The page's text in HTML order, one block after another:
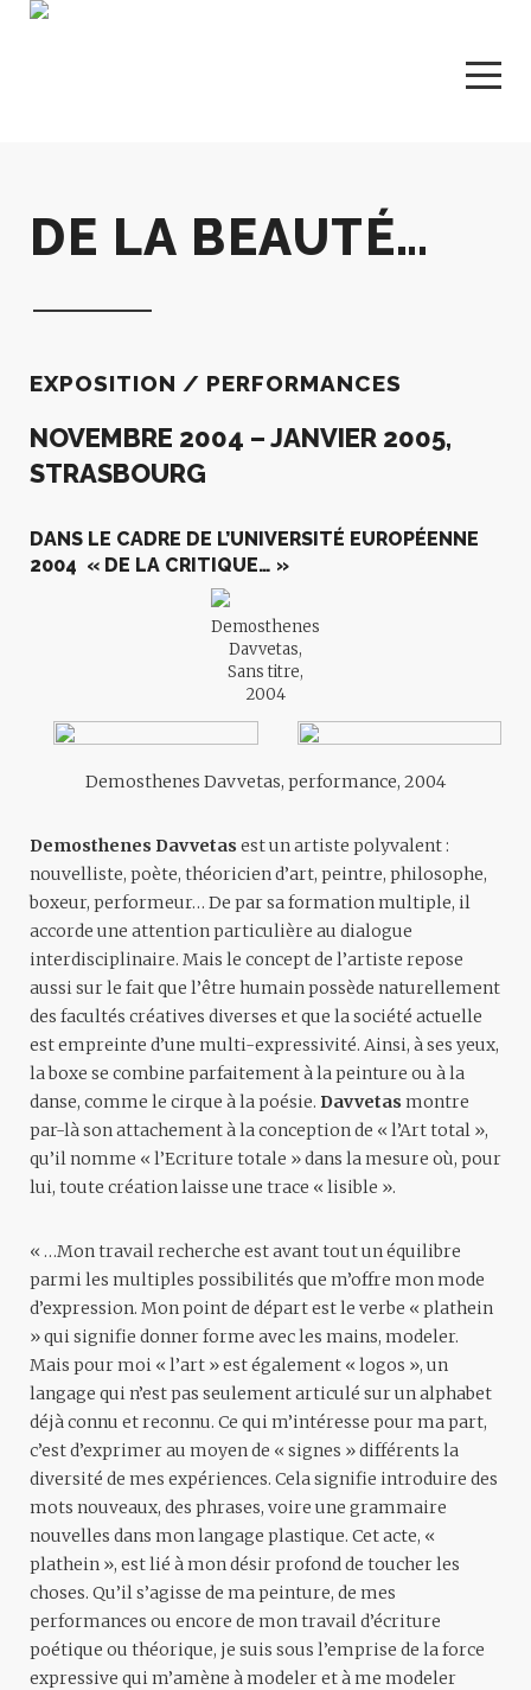
DE LA BEAUTÉ…
EXPOSITION / PERFORMANCES
NOVEMBRE 2004 – JANVIER 2005,
STRASBOURG
DANS LE CADRE DE L’UNIVERSITÉ EUROPÉENNE
2004 « DE LA CRITIQUE… »
Demosthenes
Davvetas,
Sans titre,
2004
Demosthenes Davvetas, performance, 2004
Demosthenes Davvetas est un artiste polyvalent :
nouvelliste, poète, théoricien d’art, peintre, philosophe,
boxeur, performeur… De par sa formation multiple, il
accorde une attention particulière au dialogue
interdisciplinaire. Mais le concept de l’artiste repose
aussi sur le fait que l’être humain possède naturellement
des facultés créatives diverses et que la société actuelle
est empreinte d’une multi-expressivité. Ainsi, à ses yeux,
la boxe se combine parfaitement à la peinture ou à la
danse, comme le cirque à la poésie. Davvetas montre
par-là son attachement à la conception de « l’Art total »,
qu’il nomme « l’Ecriture totale » dans la mesure où, pour
lui, toute création laisse une trace « lisible ».
« …Mon travail recherche est avant tout un équilibre
parmi les multiples possibilités que m’offre mon mode
d’expression. Mon point de départ est le verbe « plathein
» qui signifie donner forme avec les mains, modeler.
Mais pour moi « l’art » est également « logos », un
langage qui n’est pas seulement articulé sur un alphabet
déjà connu et reconnu. Ce qui m’intéresse pour ma part,
c’est d’exprimer au moyen de « signes » différents la
diversité de mes expériences. Cela signifie introduire des
mots nouveaux, des phrases, voire une grammaire
nouvelles dans mon langage plastique. Cet acte, «
plathein », est lié à mon désir profond de toucher les
choses. Qu’il s’agisse de ma peinture, de mes
performances ou encore de mon travail d’écriture
poétique ou théorique, je suis sous l’emprise de la force
expressive qui m’amène à modeler et à me modeler